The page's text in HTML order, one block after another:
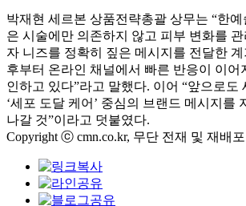
박재현 세르본 상품전략총괄 상무는 “한
은 시술에만 의존하지 않고 피부 변화를 관
자 니즈를 정확히 짚은 메시지를 전달한 계
후부터 온라인 채널에서 빠른 반응이 이어
인하고 있다”라고 말했다. 이어 “앞으로도
‘세포 도달 케어’ 중심의 브랜드 메시지를
나갈 것”이라고 덧붙였다.
Copyright ⓒ cmn.co.kr, 무단 전재 및 재배포